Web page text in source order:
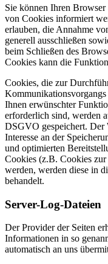
Sie können Ihren Browser
von Cookies informiert
erlauben, die Annahme
generell ausschließen
beim Schließen des
Cookies kann die
Cookies, die zur
Ihnen erwünschter
erforderlich sind, werden
DSGVO gespeichert. Der
Interesse an der
und optimierten
Cookies (z.B. Cookies
werden, werden diese in
behandelt.
Server-Log-Dateien
Der Provider der Seiten
Informationen in so
automatisch an uns